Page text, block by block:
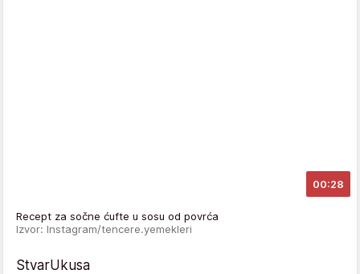
00:28
Recept za sočne ćufte u sosu od povrća
Izvor: Instagram/tencere.yemekleri
StvarUkusa